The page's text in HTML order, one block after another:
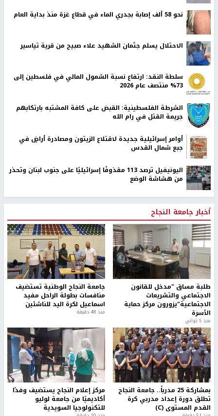
نحو 58 ألف إصابة بجدري الماء في قطاع غزة منذ بداية العام
الاحتلال يسلم جثمان الشهيد علاء صبيح من قرية تياسير
سلطة النقد: ارتفاع نسبة الشمول المالي في فلسطين إلى
73% منتصف عام 2026
الشرطة الفلسطينية: القبض على كافة المشتبه بارتكابهم
جريمة القتل في رام الله
أوامر إسرائيلية جديدة لاقتلاع الزيتون ومصادرة أراضٍ في
جبع شمال القدس
اليونيفيل ترصد 113 مقذوفًا إسرائيليًا على جنوب لبنان وتحذر
من هشاشة الوضع
أخبار جامعة النجاح
طلبة مساق "مدخل للقانون
الاجتماعي والتشريعات
الاجتماعية"يزورون مركز حماية
الأسرة
منذ 5 ثواني
جامعة النجاح الوطنية تستضيف
منافسات بطولة الراحل مفيد
اسماعيل لكرة اليد للناشئين
منذ 48 دقيقة
بمشاركة 25 مدرباً.. جامعة النجاح
تطلق دورة إعداد مدربي كرة
القدم المستوى (C)
مركز إعلام النجاح يستضيف وفدًا
أكاديميًا من جامعة لوليو
للتكنولوجيا السويدية